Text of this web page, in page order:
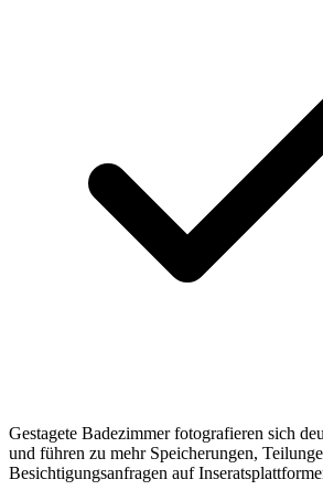
Gestagete Badezimmer fotografieren sich
und führen zu mehr Speicherungen,
Besichtigungsanfragen auf